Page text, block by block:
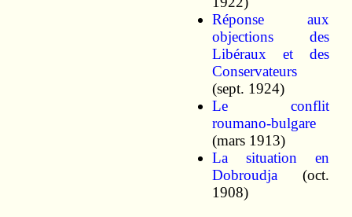
Réponse aux
objections des
Libéraux et des
Conservateurs
(sept. 1924)
Le conflit
roumano-bulgare
(mars 1913)
La situation en
Dobroudja(oct.
1908)